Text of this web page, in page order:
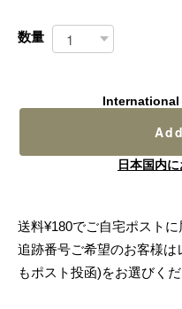
数量
日本国内
送料¥180でご自宅ポストに
追跡番号ご希望のお客様は
もポスト投函)をお選びくだ